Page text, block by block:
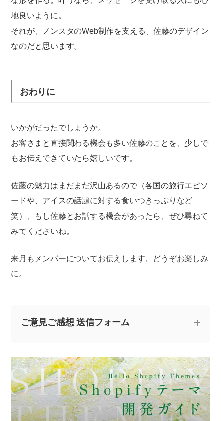
地良いように。
それが、ノンスタのWeb制作を支える、佐藤のデザイン
なのだと思います。
おわりに
いかがだったでしょうか。
お客さまと直接関わる機会も多い佐藤のことを、少しで
もお伝えできていたら嬉しいです。
佐藤の魅力はまだまだ沢山あるので（各国の旅行エピソ
ードや、アイスの話題に対する食いつきっぷりなど
笑）、もし佐藤とお話する機会があったら、ぜひ尋ねて
みてくださいね。
来月もメンバーについてお伝えします。どうぞお楽しみ
に。
ご意見ご感想 送信フォーム
にお寄せください。
※なお、ご質問については回答できない場合と、当ブログ
の記事にて個人情報を伏せたうえで回答させていただく
場合がございます。あらかじめご了承ください。